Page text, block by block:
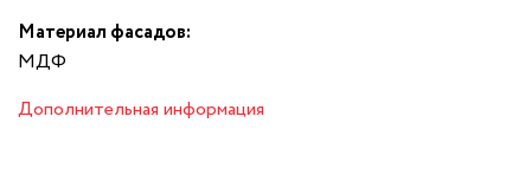
Материал фасадов:
МДФ
Дополнительная информация